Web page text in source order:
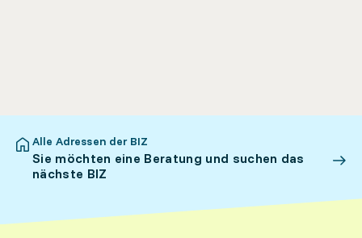
Alle Adressen der BIZ
Sie möchten eine Beratung und suchen das
nächste BIZ